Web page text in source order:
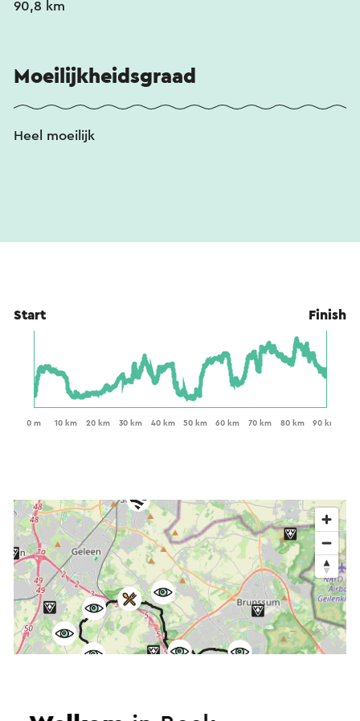
90,8 km
Moeilijkheidsgraad
Heel moeilijk
Start Finish